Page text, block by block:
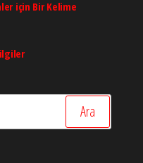
için Bir Kelime